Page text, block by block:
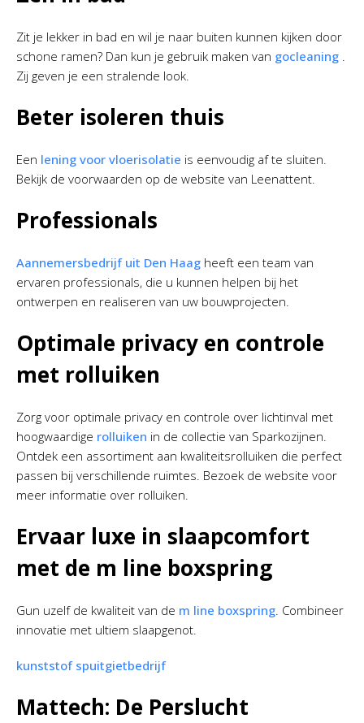
Zit je lekker in bad en wil je naar buiten kunnen kijken door
schone ramen? Dan kun je gebruik maken van gocleaning .
Zij geven je een stralende look.
Beter isoleren thuis
Een lening voor vloerisolatie is eenvoudig af te sluiten.
Bekijk de voorwaarden op de website van Leenattent.
Professionals
Aannemersbedrijf uit Den Haag heeft een team van
ervaren professionals, die u kunnen helpen bij het
ontwerpen en realiseren van uw bouwprojecten.
Optimale privacy en controle
met rolluiken
Zorg voor optimale privacy en controle over lichtinval met
hoogwaardige rolluiken in de collectie van Sparkozijnen.
Ontdek een assortiment aan kwaliteitsrolluiken die perfect
passen bij verschillende ruimtes. Bezoek de website voor
meer informatie over rolluiken.
Ervaar luxe in slaapcomfort
met de m line boxspring
Gun uzelf de kwaliteit van de m line boxspring. Combineer
innovatie met ultiem slaapgenot.
kunststof spuitgietbedrijf
Mattech: De Perslucht